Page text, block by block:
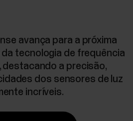
avança para a próxima
tecnologia de frequência
destacando a precisão,
dos sensores de luz
incríveis.